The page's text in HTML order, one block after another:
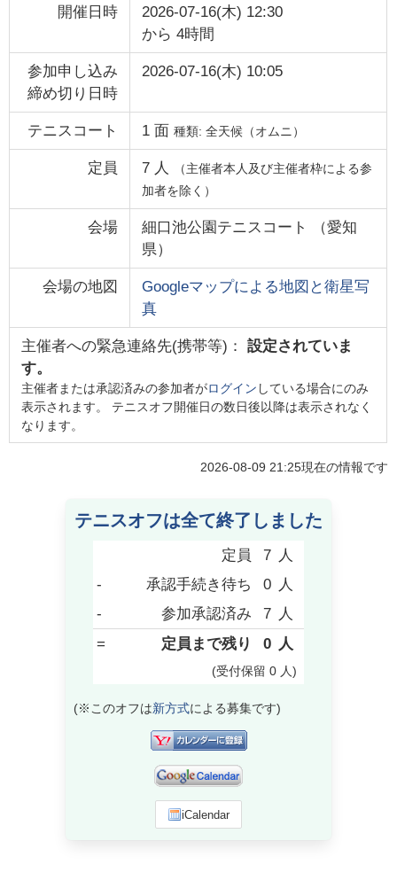
開催日時
2026-07-16(木) 12:30
から 4時間
参加申し込み
締め切り日時
2026-07-16(木) 10:05
テニスコート 1面 種類: 全天候（オムニ）
定員 7 人
（主催者本人及び主催者枠による参
加者を除く）
会場 細口池公園テニスコート （愛知
県）
会場の地図
Googleマップによる地図と衛星写
真
主催者への緊急連絡先(携帯等)： 設定されていま
す。
主催者または承認済みの参加者がログイン している場合にのみ
表示されます。 テニスオフ開催日の数日後以降は表示されなく
なります。
2026-08-09 21:25現在の情報です
テニスオフは全て終了しました
定員 7 人
-
承認手続き待ち 0 人
-
参加承認済み 7 人
=
定員まで残り 0 人
(受付保留 0 人)
(※このオフは新方式による募集です)
iCalendar